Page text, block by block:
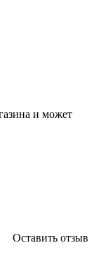
и может
Оставить отзыв